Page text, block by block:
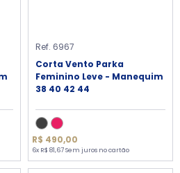
Ref. 6967
Corta Vento Parka
Feminino Leve - Manequim
38 40 42 44
R$ 490,00
6x R$ 81,67 Sem juros no cartão